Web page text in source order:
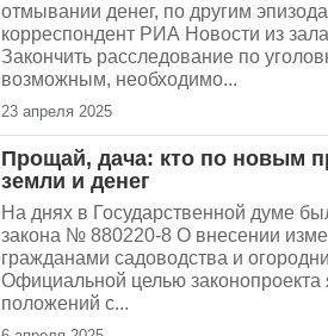
отмывании денег, по другим
корреспондент РИА Новости из
Закончить расследование по
возможным, необходимо...
23 апреля 2025
Прощай, дача: кто по новым
земли и денег
На днях в Государственной думе
закона № 880220-8 О внесении
гражданами садоводства и
Официальной целью
положений с...